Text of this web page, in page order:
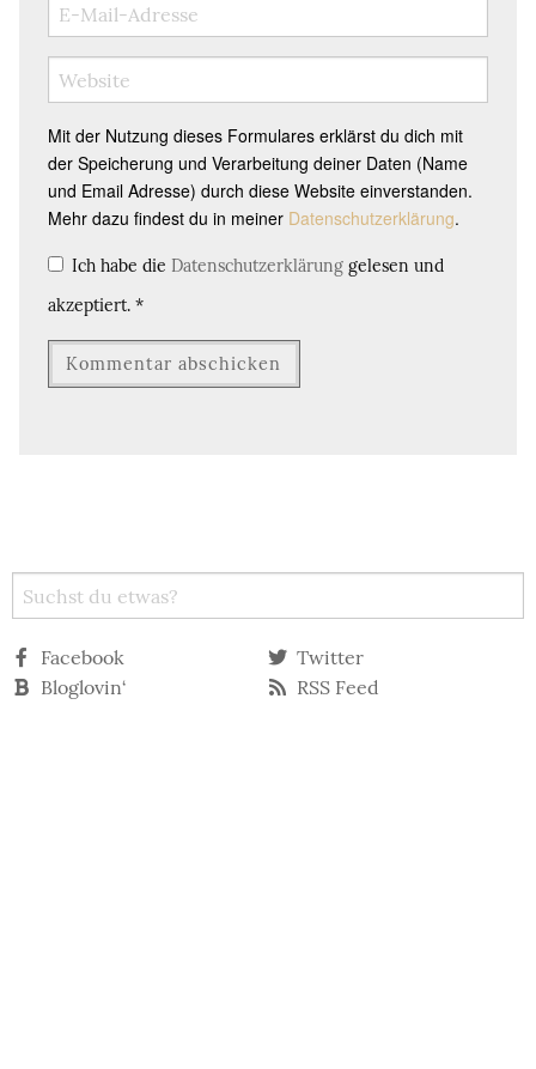
Mit der Nutzung dieses Formulares erklärst du dich mit
der Speicherung und Verarbeitung deiner Daten (Name
und Email Adresse) durch diese Website einverstanden.
Mehr dazu findest du in meiner Datenschutzerklärung.
Ich habe die Datenschutzerklärung gelesen und
akzeptiert. *
Facebook
Twitter
Bloglovin‘
RSS Feed